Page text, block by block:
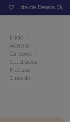
Lista de Deseos (0)
Inicio
Acero al
Carbono
Cuadrados
Macizos
Cincado